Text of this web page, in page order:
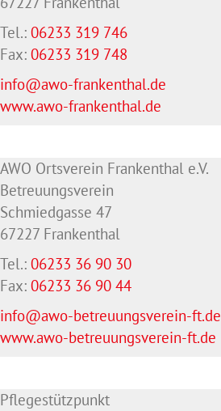
Tel.: 06233 319 746
Fax: 06233 319 748
info@awo-frankenthal.de
www.awo-frankenthal.de
AWO Ortsverein Frankenthal e.V.
Betreuungsverein
Schmiedgasse 47
67227 Frankenthal
Tel.: 06233 36 90 30
Fax: 06233 36 90 44
info@awo-betreuungsverein-ft.de
www.awo-betreuungsverein-ft.de
Pflegestützpunkt